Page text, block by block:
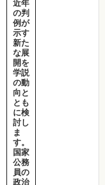
近年
の判
例が
示す
新た
な展
開を
学説
の動
向と
とも
に検
討し
ま
す。
国家
公務
員の
政治